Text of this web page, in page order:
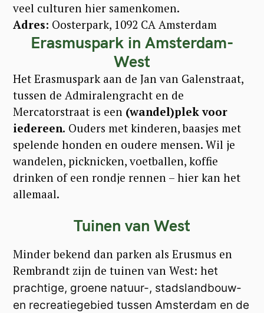
veel culturen hier samenkomen.
Adres: Oosterpark, 1092 CA Amsterdam
Erasmuspark in Amsterdam-
West
Het Erasmuspark aan de Jan van Galenstraat,
tussen de Admiralengracht en de
Mercatorstraat is een (wandel)plek voor
iedereen. Ouders met kinderen, baasjes met
spelende honden en oudere mensen. Wil je
wandelen, picknicken, voetballen, koffie
drinken of een rondje rennen – hier kan het
allemaal.
Tuinen van West
Minder bekend dan parken als Erusmus en
Rembrandt zijn de tuinen van West: het
prachtige, groene natuur-, stadslandbouw-
en recreatiegebied tussen Amsterdam en de
S
e
a
c
h
f
o
r
: